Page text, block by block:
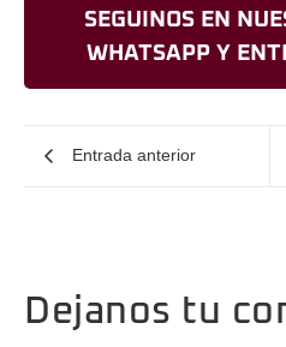
SEGUINOS EN
WHATSAPP Y
Entrada anterior
Dejanos tu